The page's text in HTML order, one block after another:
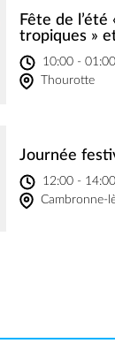
Fête de
tropiques »
10:00 - 01:00
Thourotte
Journée
12:00 - 14:00
Cambronne-